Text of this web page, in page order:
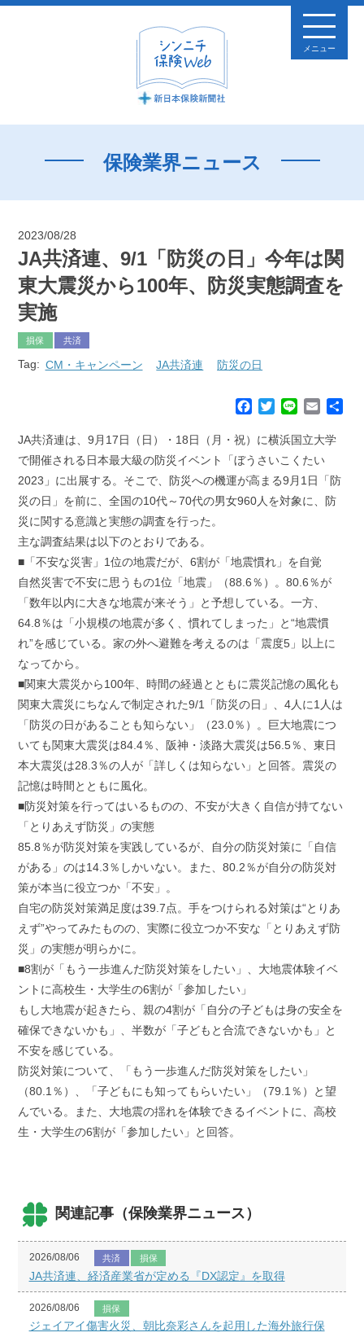
メニュー
保険業界ニュース
2023/08/28
JA共済連、9/1「防災の日」今年は関
東大震災から100年、防災実態調査を
実施
損保 共済
Tag: CM・キャンペーン JA共済連 防災の日
c
e
o
o
T
i
t
e
r
n
e
E
a
i
JA共済連は、9月17日（日）・18日（月・祝）に横浜国立大学
で開催される日本最大級の防災イベント「ぼうさいこくたい
2023」に出展する。そこで、防災への機運が高まる9月1日「防
災の日」を前に、全国の10代～70代の男女960人を対象に、防
災に関する意識と実態の調査を行った。
主な調査結果は以下のとおりである。
■「不安な災害」1位の地震だが、6割が「地震慣れ」を自覚
自然災害で不安に思うもの1位「地震」（88.6％）。80.6％が
「数年以内に大きな地震が来そう」と予想している。一方、
64.8％は「小規模の地震が多く、慣れてしまった」と“地震慣
れ”を感じている。家の外へ避難を考えるのは「震度5」以上に
なってから。
■関東大震災から100年、時間の経過とともに震災記憶の風化も
関東大震災にちなんで制定された9/1「防災の日」、4人に1人は
「防災の日があることも知らない」（23.0％）。巨大地震につ
いても関東大震災は84.4％、阪神・淡路大震災は56.5％、東日
本大震災は28.3％の人が「詳しくは知らない」と回答。震災の
記憶は時間とともに風化。
■防災対策を行ってはいるものの、不安が大きく自信が持てない
「とりあえず防災」の実態
85.8％が防災対策を実践しているが、自分の防災対策に「自信
がある」のは14.3％しかいない。また、80.2％が自分の防災対
策が本当に役立つか「不安」。
自宅の防災対策満足度は39.7点。手をつけられる対策は“とりあ
えず”やってみたものの、実際に役立つか不安な「とりあえず防
災」の実態が明らかに。
■8割が「もう一歩進んだ防災対策をしたい」、大地震体験イベ
ントに高校生・大学生の6割が「参加したい」
もし大地震が起きたら、親の4割が「自分の子どもは身の安全を
確保できないかも」、半数が「子どもと合流できないかも」と
不安を感じている。
防災対策について、「もう一歩進んだ防災対策をしたい」
（80.1％）、「子どもにも知ってもらいたい」（79.1％）と望
んでいる。また、大地震の揺れを体験できるイベントに、高校
生・大学生の6割が「参加したい」と回答。
関連記事（保険業界ニュース）
2026/08/06 共済 損保
JA共済連、経済産業省が定める『DX認定』を取得
2026/08/06 損保
ジェイアイ傷害火災、朝比奈彩さんを起用した海外旅行保